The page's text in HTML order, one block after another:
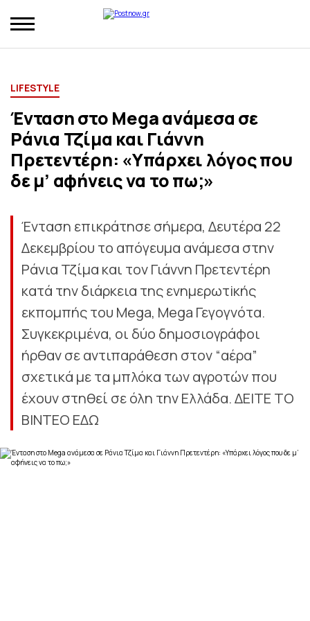
LIFESTYLE
Ένταση στο Mega ανάμεσα σε
Ράνια Τζίμα και Γιάννη
Πρετεντέρη: «Υπάρχει λόγος που
δε μ’ αφήνεις να το πω;»
Ένταση επικράτησε σήμερα, Δευτέρα 22
Δεκεμβρίου το απόγευμα ανάμεσα στην
Ράνια Τζίμα και τον Γιάννη Πρετεντέρη
κατά την διάρκεια της ενημερωτiκής
εκπομπής του Mega, Mega Γεγογνότα.
Συγκεκριμένα, οι δύο δημοσιογράφοι
ήρθαν σε αντιπαράθεση στον “αέρα”
σχετικά με τα μπλόκα των αγροτών που
έχουν στηθεί σε όλη την Ελλάδα. ΔΕΙΤΕ ΤΟ
ΒΙΝΤΕΟ ΕΔΩ